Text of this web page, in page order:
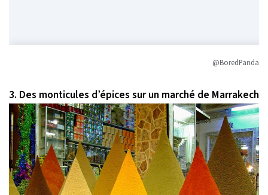
@BoredPanda
3. Des monticules d’épices sur un marché de Marrakech